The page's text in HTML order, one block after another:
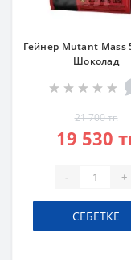
Гейнер Mutant Mass
Шоколад
21 700 тг.
19 530
- +
СЕБЕТКЕ